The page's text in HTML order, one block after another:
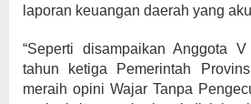
laporan keuangan daerah yang
“Seperti disampaikan Anggota
tahun ketiga Pemerintah
meraih opini Wajar Tanpa